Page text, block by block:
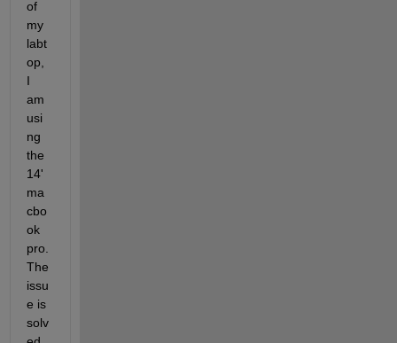
of
my
labt
op,
I
am
usi
ng
the
14'
ma
cbo
ok
pro.
The
issu
e is
solv